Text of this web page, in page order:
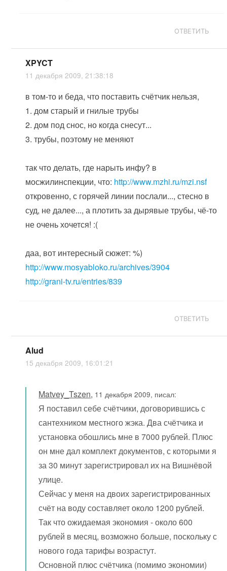
ОТВЕТИТЬ
XPYCT
11 декабря 2009, 21:38:18
в том-то и беда, что поставить счётчик нельзя,
1. дом старый и гнилые трубы
2. дом под снос, но когда снесут...
3. трубы, поэтому не меняют
так что делать, где нарыть инфу? в
мосжилинспекции, что: http://www.mzhi.ru/mzi.nsf
откровенно, с горячей линии послали..., стесно в
суд, не далее..., а плотить за дырявые трубы, чё-то
не очень хочется! :(
даа, вот интересный сюжет: %)
http://www.mosyabloko.ru/archives/3904
http://grani-tv.ru/entries/839
ОТВЕТИТЬ
Alud
15 декабря 2009, 16:01:21
Matvey_Tszen, 11 декабря 2009, писал:
Я поставил себе счётчики, договорившись с
сантехником местного жэка. Два счётчика и
установка обошлись мне в 7000 рублей. Плюс
он мне дал комплект документов, с которыми я
за 30 минут зарегистрировал их на Вишнёвой
улице.
Сейчас у меня на двоих зарегистрированных
счёт на воду составляет около 1200 рублей.
Так что ожидаемая экономия - около 600
рублей в месяц, возможно больше, поскольку с
нового года тарифы возрастут.
Основной плюс счётчика (помимо экономии)